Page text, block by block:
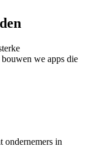
we apps die
ondernemers in